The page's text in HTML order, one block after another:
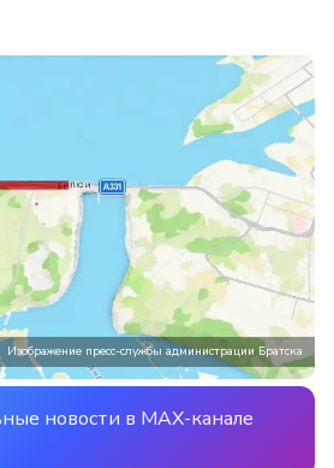
Изображение пресс-службы администрации Братска
новости в MAX-канале